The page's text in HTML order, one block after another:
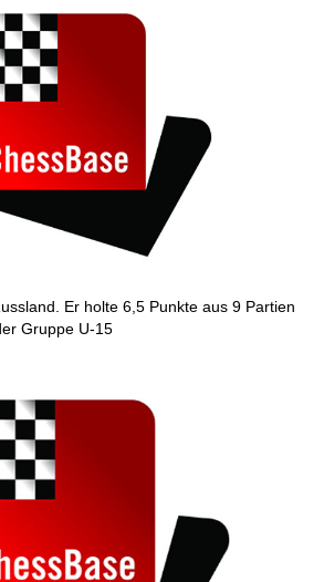
Er holte 6,5 Punkte aus 9 Partien
Gruppe U-15